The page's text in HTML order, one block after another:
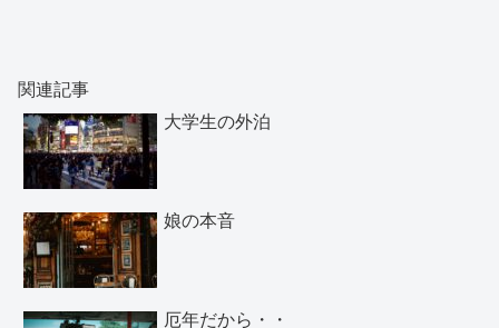
関連記事
大学生の外泊
娘の本音
厄年だから・・